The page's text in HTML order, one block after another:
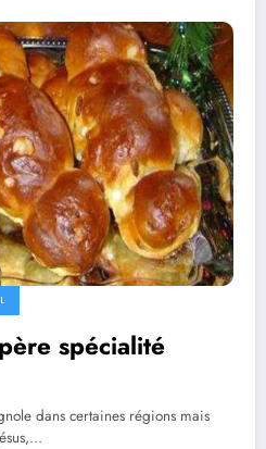
spécialité
dans certaines régions mais